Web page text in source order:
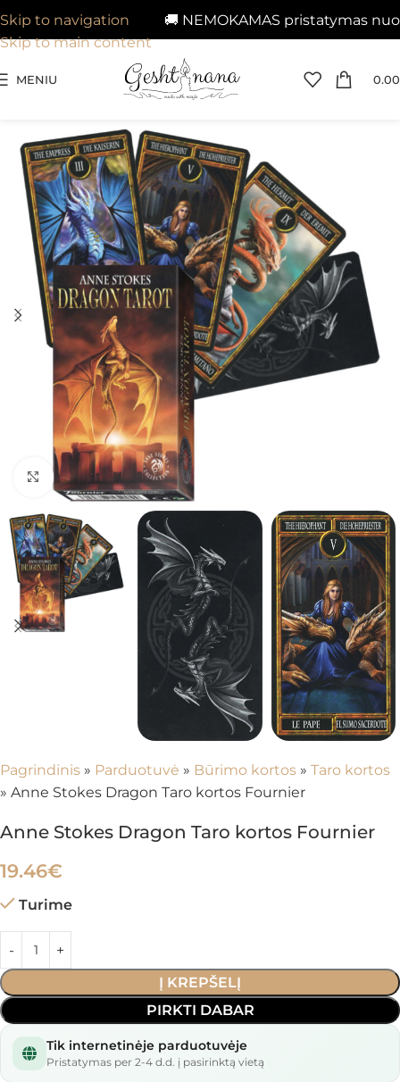
🚚 NEMOKAMAS pristatymas nuo
Skip to navigation
Skip to main content
MENIU 0.00
Spustelėkite, kad padidintumėte
Pagrindinis » Parduotuvė » Būrimo kortos » Taro kortos
» Anne Stokes Dragon Taro kortos Fournier
Anne Stokes Dragon Taro kortos Fournier
19.46€
Turime
Į KREPŠELĮ
PIRKTI DABAR
Tik internetinėje parduotuvėje
Pristatymas per 2-4 d.d. į pasirinktą vietą